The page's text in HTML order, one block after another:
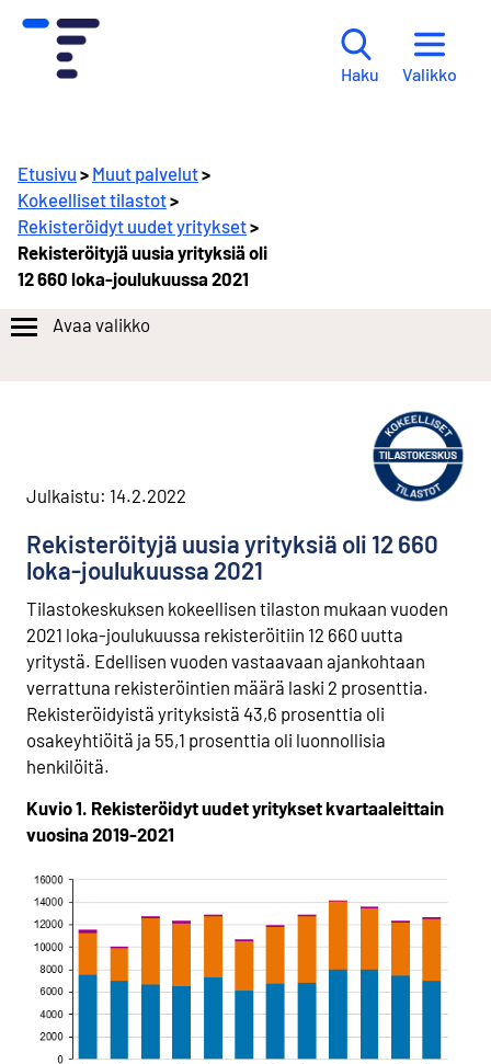
Haku Valikko
Etusivu > Muut palvelut>
Kokeelliset tilastot>
Rekisteröidyt uudet yritykset>
Rekisteröityjä uusia yrityksiä oli
12 660 loka-joulukuussa 2021
Avaa valikko
Julkaistu: 14.2.2022
Rekisteröityjä uusia yrityksiä oli 12 660
loka-joulukuussa 2021
Tilastokeskuksen kokeellisen tilaston mukaan vuoden
2021 loka-joulukuussa rekisteröitiin 12 660 uutta
yritystä. Edellisen vuoden vastaavaan ajankohtaan
verrattuna rekisteröintien määrä laski 2 prosenttia.
Rekisteröidyistä yrityksistä 43,6 prosenttia oli
osakeyhtiöitä ja 55,1 prosenttia oli luonnollisia
henkilöitä.
Kuvio 1. Rekisteröidyt uudet yritykset kvartaaleittain
vuosina 2019-2021